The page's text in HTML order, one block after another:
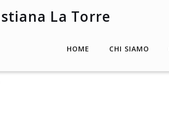
HOME CHI SIAMO